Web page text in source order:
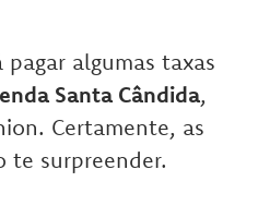
pagar algumas taxas
Santa Cândida,
Certamente, as
te surpreender.